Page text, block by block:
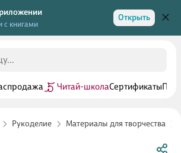
с книгами
Открыть
Читай-школаСертификаты
Рукоделие Материалы для творчества